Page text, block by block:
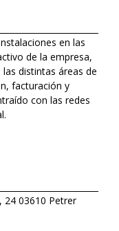
en las
de la empresa,
distintas áreas de
facturación y
con las redes
24 03610 Petrer